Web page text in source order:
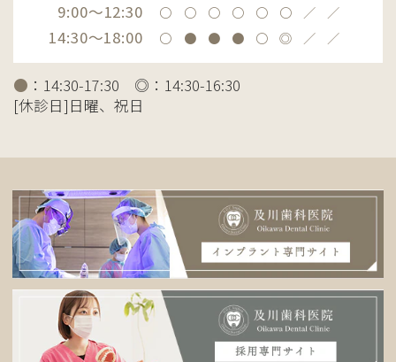
9:00～12:30 〇 〇 〇 〇 〇 〇 ／ ／
14:30～18:00 〇 ● ● ● 〇 ◎ ／ ／
● ：14:30-17:30 ◎：14:30-16:30
[休診日]日曜、祝日